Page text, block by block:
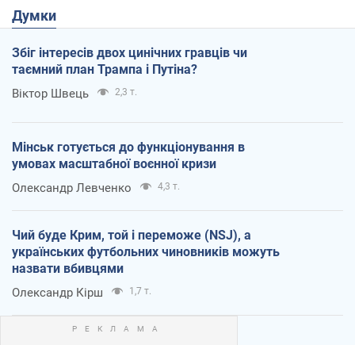
Думки
Збіг інтересів двох цинічних гравців чи
таємний план Трампа і Путіна?
Віктор Швець 2,3 т.
Мінськ готується до функціонування в
умовах масштабної воєнної кризи
Олександр Левченко 4,3 т.
Чий буде Крим, той і переможе (NSJ), а
українських футбольних чиновників можуть
назвати вбивцями
Олександр Кірш 1,7 т.